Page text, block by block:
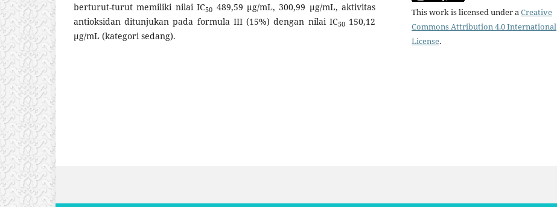
berturut-turut memiliki nilai IC50 489,59 µg/mL, 300,99 µg/mL, aktivitas
antioksidan ditunjukan pada formula III (15%) dengan nilai IC50150,12
µg/mL (kategori sedang).
This work is licensed under aCreative
Commons Attribution 4.0 International
License.